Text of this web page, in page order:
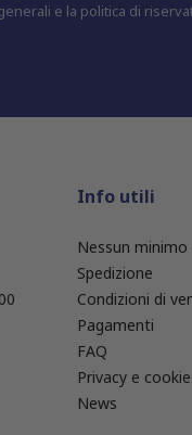
e la politica di
Info utili
Nessun minimo
Spedizione
Condizioni di
Pagamenti
FAQ
Privacy e cookie
News